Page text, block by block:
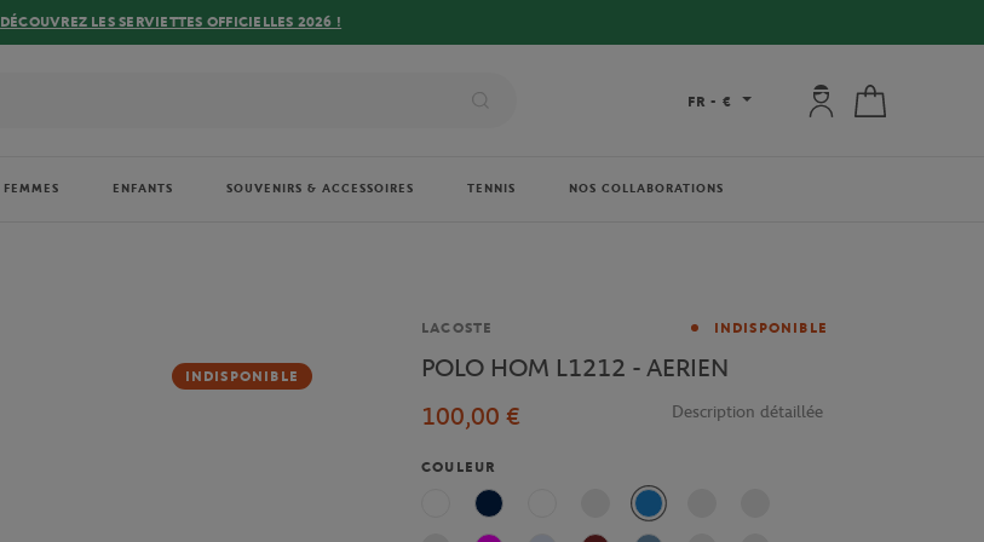
DÉCOUVREZ LES SERVIETTES OFFICIELLES 2026 !
FR - € Mon compte : se
FEMMES ENFANTS SOUVENIRS & ACCESSOIRES TENNIS NOS COLLABORATIONS
INDISPONIBLE
Marque
LACOSTE INDISPONIBLE
POLO HOM L1212 - AERIEN
100,00 €
Description détaillée
COULEUR
Marine L99